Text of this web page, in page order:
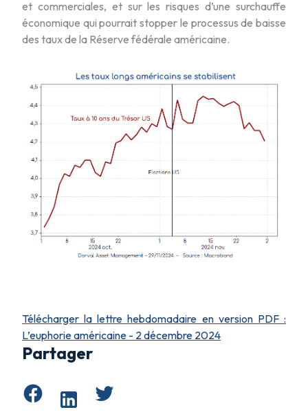
et commerciales, et sur les risques d’une surchauffe
économique qui pourrait stopper le processus de baisse
des taux de la Réserve fédérale américaine.
Télécharger la lettre hebdomadaire en version PDF :
L’euphorie américaine - 2 décembre 2024
Partager